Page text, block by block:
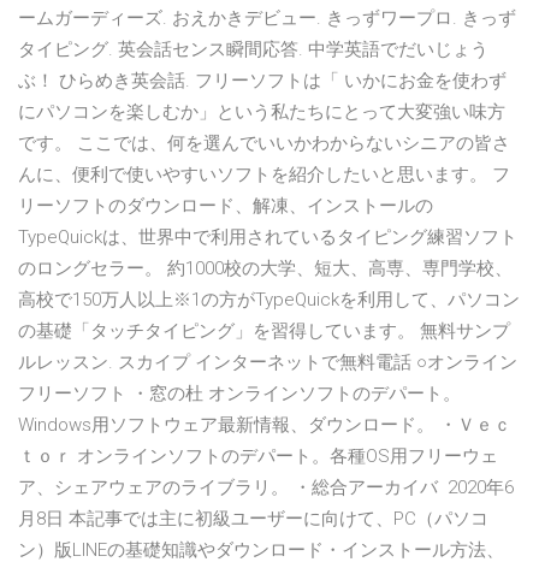
ームガーディーズ. おえかきデビュー. きっずワープロ. きっず
タイピング. 英会話センス瞬間応答. 中学英語でだいじょう
ぶ！ ひらめき英会話. フリーソフトは「 いかにお金を使わず
にパソコンを楽しむか」という私たちにとって大変強い味方
です。 ここでは、何を選んでいいかわからないシニアの皆さ
んに、便利で使いやすいソフトを紹介したいと思います。 フ
リーソフトのダウンロード、解凍、インストールの
TypeQuickは、世界中で利用されているタイピング練習ソフト
のロングセラー。 約1000校の大学、短大、高専、専門学校、
高校で150万人以上※1の方がTypeQuickを利用して、パソコン
の基礎「タッチタイピング」を習得しています。 無料サンプ
ルレッスン. スカイプ インターネットで無料電話 ○オンライン
フリーソフト ・窓の杜 オンラインソフトのデパート。
Windows用ソフトウェア最新情報、ダウンロード。 ・Ｖｅｃ
ｔｏｒ オンラインソフトのデパート。各種OS用フリーウェ
ア、シェアウェアのライブラリ。 ・総合アーカイバ 2020年6
月8日 本記事では主に初級ユーザーに向けて、PC（パソコ
ン）版LINEの基礎知識やダウンロード・インストール方法、